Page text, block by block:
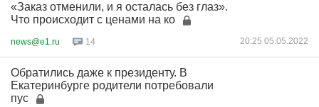
«Заказ отменили, и я осталась без глаз».
Что происходит с ценами на ко
news@e1.ru 14 20:25 05.05.2022
Обратились даже к президенту. В
Екатеринбурге родители потребовали
пус